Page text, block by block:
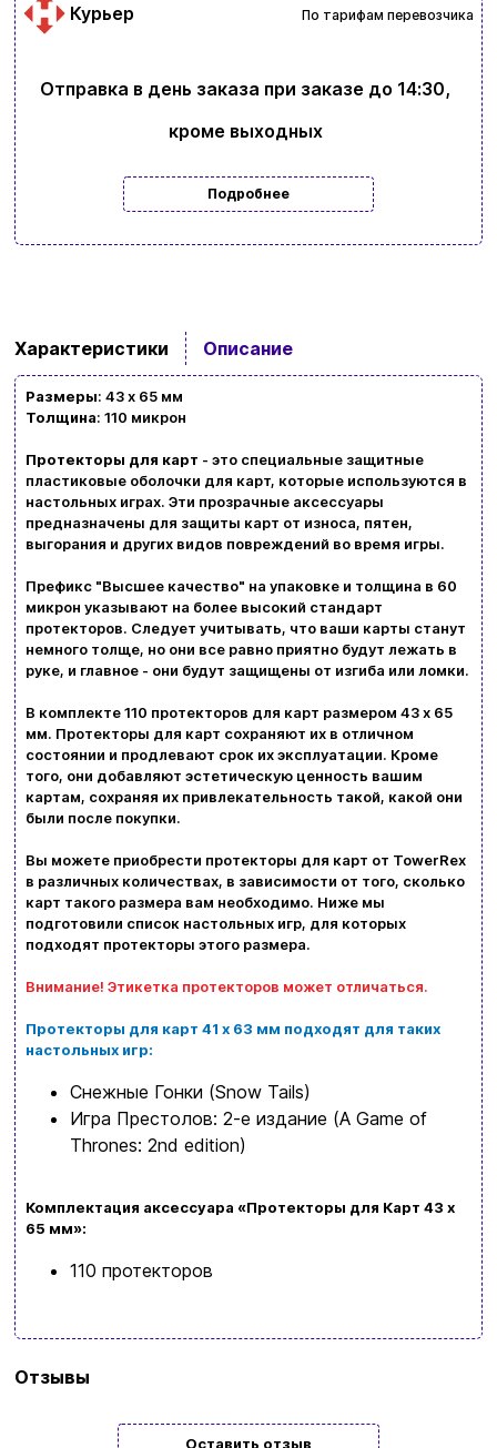
Курьер По тарифам перевозчика
Отправка в день заказа при заказе до 14:30,
кроме выходных
Подробнее
Характеристики Описание
Размеры: 43 х 65 мм
Толщина: 110 микрон
Протекторы для карт - это специальные защитные
пластиковые оболочки для карт, которые используются в
настольных играх. Эти прозрачные аксессуары
предназначены для защиты карт от износа, пятен,
выгорания и других видов повреждений во время игры.
Префикс "Высшее качество" на упаковке и толщина в 60
микрон указывают на более высокий стандарт
протекторов. Следует учитывать, что ваши карты станут
немного толще, но они все равно приятно будут лежать в
руке, и главное - они будут защищены от изгиба или ломки.
В комплекте 110 протекторов для карт размером 43 х 65
мм. Протекторы для карт сохраняют их в отличном
состоянии и продлевают срок их эксплуатации. Кроме
того, они добавляют эстетическую ценность вашим
картам, сохраняя их привлекательность такой, какой они
были после покупки.
Вы можете приобрести протекторы для карт от TowerRex
в различных количествах, в зависимости от того, сколько
карт такого размера вам необходимо. Ниже мы
подготовили список настольных игр, для которых
подходят протекторы этого размера.
Внимание! Этикетка протекторов может отличаться.
Протекторы для карт 41 х 63 мм подходят для таких
настольных игр:
Снежные Гонки (Snow Tails)
Игра Престолов: 2-е издание (A Game of
Thrones: 2nd edition)
Комплектация аксессуара «Протекторы для Карт 43 х
65 мм»:
110 протекторов
Отзывы
Оставить отзыв
Ввойти Регистрация
Бренды
Доставка и оплата
Новости и статьи
Возврат и обмен товаров
Политика конфиденциальности
+380996393746
+380634324164
Заказать звонок
kubix.boardgames@gmail.com
Язык сайта:
UAㅤ RU
Ваша корзина сейчас пуста
Просмотрите ассортимент нашего магазина и
интересное